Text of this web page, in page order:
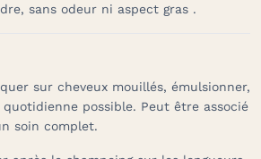
sans odeur ni aspect gras .
sur cheveux mouillés, émulsionner,
possible. Peut être associé
soin complet.